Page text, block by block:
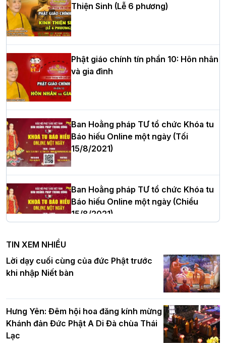
HT.Thích Thọ Lạc được suy cử làm tân
Trưởng BTS GHPGVN tỉnh Nghệ An
Hòa thượng Thích Quảng Tùng tái đắc
cử Trưởng BTS GHPGVN thành phố Hải
Phòng nhiệm kỳ 2026 – 2031
Thượng tọa Thích Tâm Chính được suy
cử tân Trưởng ban Trị sự GHPGVN tỉnh
Hà Nội: Tăng Ni Trường hạ Bồ Đề trang
nghiêm tác pháp Tiền an cư PL.2570 –
DL.2026
chúc mừng Phật đản BTS GHPGVN TP.
Hà Nội
Thiện Sinh (Lễ 6 phương)
Phật giáo chính tín phần 10: Hôn nhân
và gia đình
Ban Hoằng pháp TƯ tổ chức Khóa tu
Báo hiếu Online một ngày (Tối
15/8/2021)
Ban Hoằng pháp TƯ tổ chức Khóa tu
Báo hiếu Online một ngày (Chiều
15/8/2021)
Ban Hoằng pháp TƯ tổ chức Khóa tu
Báo hiếu Online một ngày (Sáng
15/8/2021)
Tinh thần yêu nước của Phật giáo
TIN XEM NHIỀU
Lời dạy cuối cùng của đức Phật trước
khi nhập Niết bàn
Hưng Yên: Đêm hội hoa đăng kính mừng
Khánh đản Đức Phật A Di Đà chùa Thái
Lạc